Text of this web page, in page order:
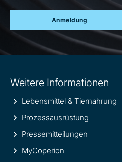
Anmeldung
information
Weitere Informationen
Lebensmittel & Tiernahrung
Prozessausrüstung
Pressemitteilungen
MyCoperion